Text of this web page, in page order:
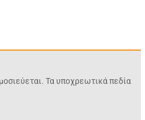
Τα υποχρεωτικά πεδία